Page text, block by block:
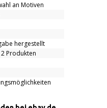
an Motiven
hergestellt
Produkten